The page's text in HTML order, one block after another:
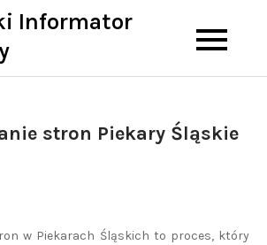
Informator
stron Piekary Śląskie
w Piekarach Śląskich to proces, który